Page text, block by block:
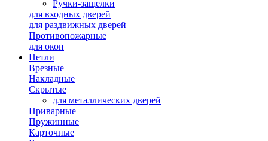
Ручки-защелки
для входных дверей
для раздвижных дверей
Противопожарные
для окон
Петли
Врезные
Накладные
Скрытые
для металлических дверей
Приварные
Пружинные
Карточные